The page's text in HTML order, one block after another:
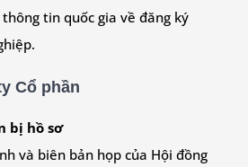
thông tin quốc gia về đăng ký
Cổ phần
bị hồ sơ
và biên bản họp của Hội đồng